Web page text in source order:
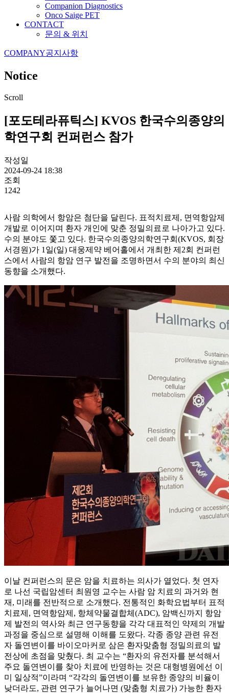
Companion Diagnostics
Onco Saige PET
CONTACT
문의 & 위치
COMPANY공지사항
Notice
Scroll
[포도테라퓨틱스] KVOS 한국수의종양의
학연구회 컨퍼런스 참가
작성일
2024-09-24 18:38
조회
1242
사람 의학에서 항암은 첨단을 달린다. 표적치료제, 면역항암제
개발로 이어지며 환자 개인에 맞춘 정밀의료로 나아가고 있다.
수의 분야도 쫓고 있다. 한국수의종양의학연구회(KVOS, 회장
서경원)가 1일(일) 대웅제약 베어홀에서 개최한 제2회 컨퍼런
스에서 사람의 항암 연구 발전을 조명하면서 수의 분야의 최신
동향을 소개했다.
이날 컨퍼런스의 문은 암을 치료하는 의사가 열었다. 첫 연자
로 나선 국립암센터 최원영 교수는 사람 암 치료의 과거와 현
재, 미래를 전반적으로 소개했다. 전통적인 화학요법부터 표적
치료제, 면역항암제, 항체약물결합체(ADC), 암백신까지 항암
제 발전의 역사와 최근 연구동향을 각각 대표적인 약제의 개발
과정을 중심으로 설명해 이해를 도왔다. 각종 종양 관련 유전
자 돌연변이를 바이오마커로 삼은 환자맞춤형 정밀의료의 발
전상에 초점을 맞췄다. 최 교수는 “환자의 유전자를 분석해서
주요 돌연변이를 찾아 치료에 반영하는 것은 대형병원에선 이
미 일상적”이라며 “각각의 돌연변이를 보유한 종양의 비율이
낮더라도, 관련 연구가 늘어나면 (맞춤형 치료가) 가능한 환자